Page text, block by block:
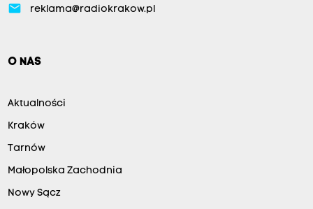
email reklama@radiokrakow.pl
O NAS
Aktualności
Kraków
Tarnów
Małopolska Zachodnia
Nowy Sącz